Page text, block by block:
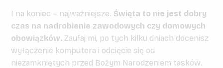
I na koniec – najważniejsze. Święta to nie jest dobry
czas na nadrobienie zawodowych czy domowych
obowiązków. Zaufaj mi, po tych kilku dniach docenisz
wyłączenie komputera i odcięcie się od
niezamkniętych przed Bożym Narodzeniem tasków.